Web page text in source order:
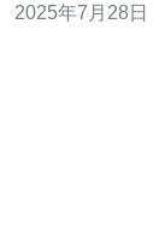
的VPS服务商技
2025年7月28日